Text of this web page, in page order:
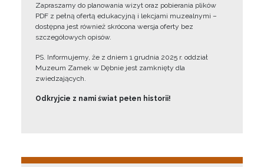
Zapraszamy do planowania wizyt oraz pobierania plików
PDF z pełną ofertą edukacyjną i lekcjami muzealnymi –
dostępna jest również skrócona wersja oferty bez
szczegółowych opisów.
PS. Informujemy, że z dniem 1 grudnia 2025 r. oddział
Muzeum Zamek w Dębnie jest zamknięty dla
zwiedzających.
Odkryjcie z nami świat pełen historii!